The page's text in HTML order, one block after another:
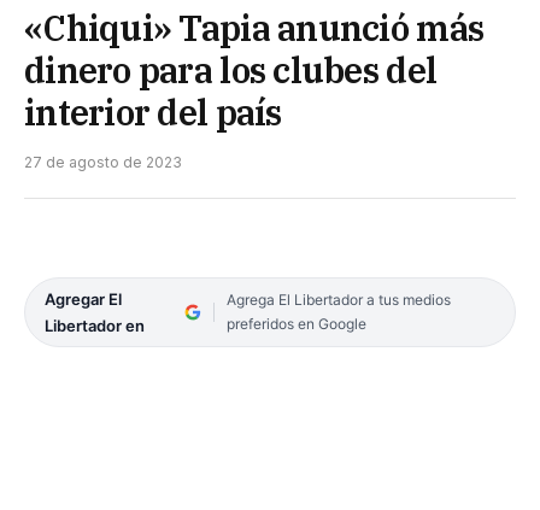
«Chiqui» Tapia anunció más
dinero para los clubes del
interior del país
27 de agosto de 2023
Agregar El
Libertador en
Agrega El Libertador a tus medios
preferidos en Google